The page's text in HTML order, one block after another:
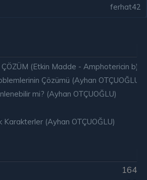
ferhat42
ÇÖZÜM (Etkin Madde - Amphotericin b)
Çözümü (Ayhan OTÇUOĞLU)
mi? (Ayhan OTÇUOĞLU)
Karakterler (Ayhan OTÇUOĞLU)
164